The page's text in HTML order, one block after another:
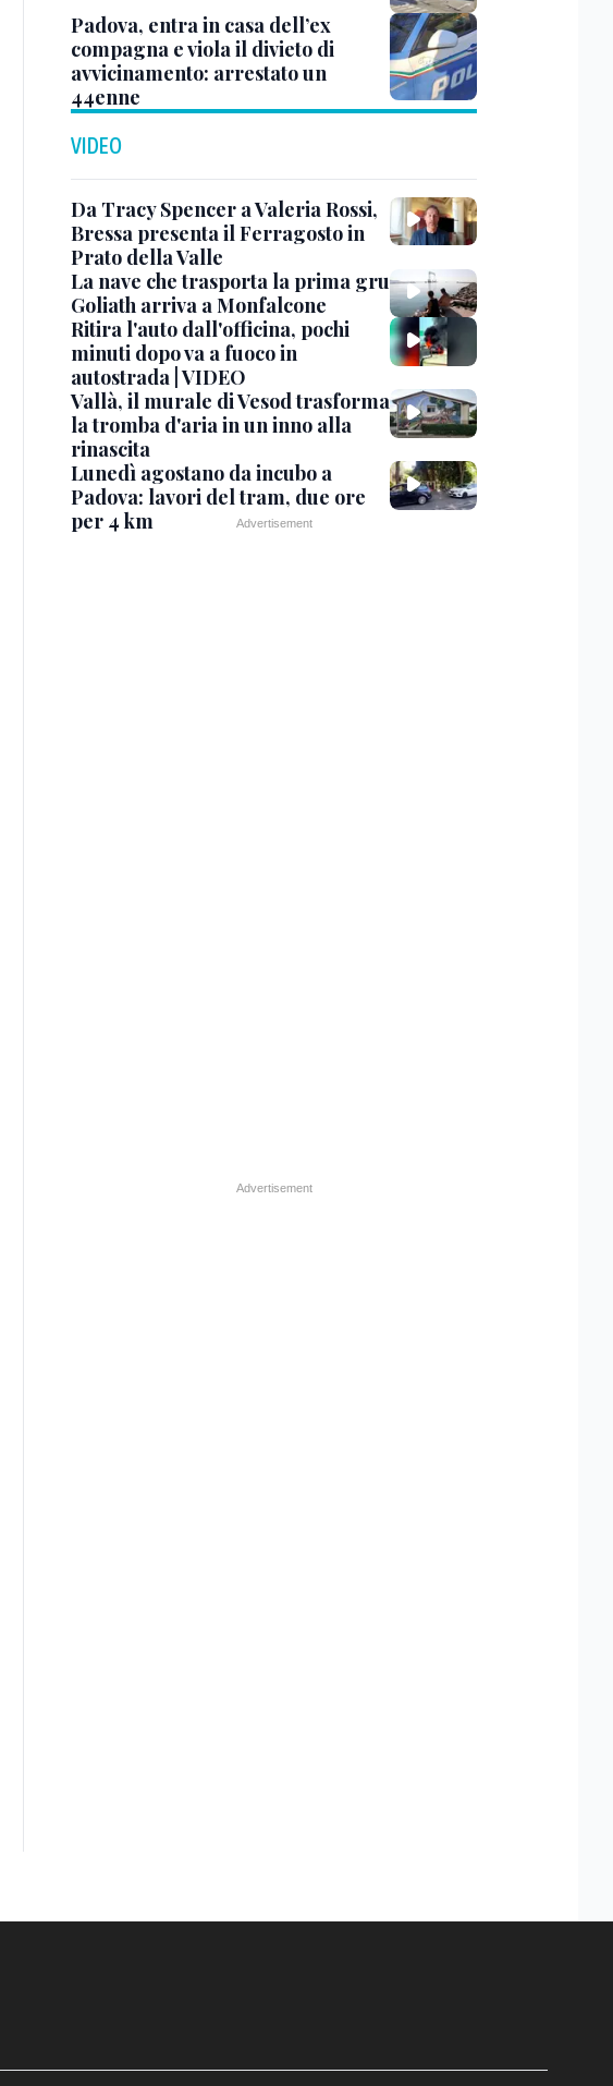
Padova, entra in casa dell’ex
compagna e viola il divieto di
avvicinamento: arrestato un
44enne
VIDEO
Da Tracy Spencer a Valeria Rossi,
Bressa presenta il Ferragosto in
Prato della Valle
La nave che trasporta la prima gru
Goliath arriva a Monfalcone
Ritira l'auto dall'officina, pochi
minuti dopo va a fuoco in
autostrada | VIDEO
Vallà, il murale di Vesod trasforma
la tromba d'aria in un inno alla
rinascita
Lunedì agostano da incubo a
Padova: lavori del tram, due ore
per 4 km